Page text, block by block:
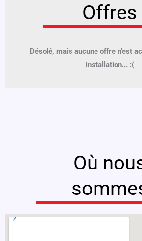
Offres
Désolé, mais aucune offre n'est
installation... :(
Où